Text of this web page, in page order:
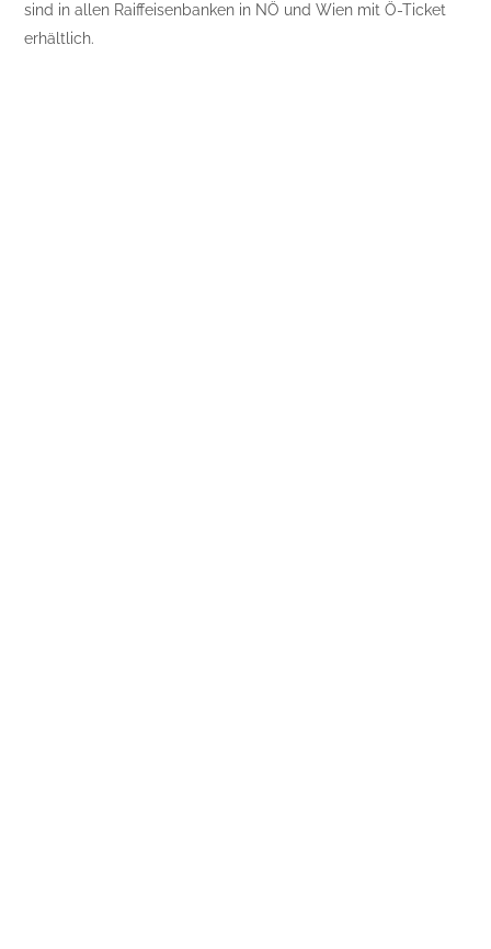
sind in allen Raiffeisenbanken in NÖ und Wien mit Ö-Ticket
erhältlich.